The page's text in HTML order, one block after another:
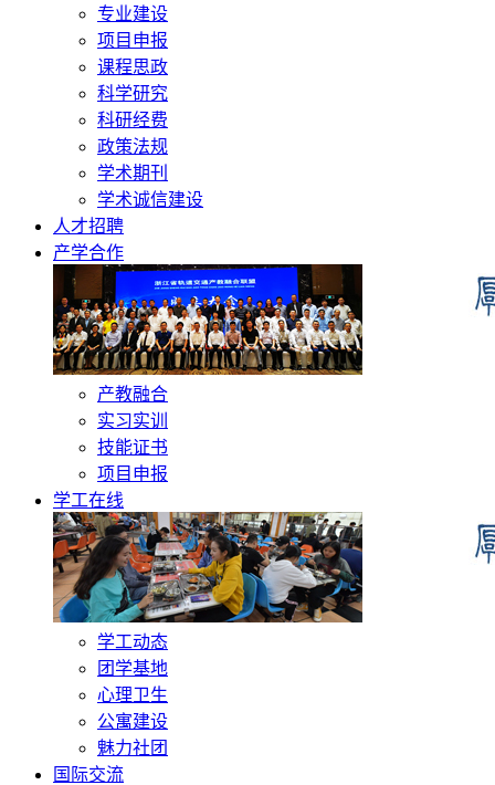
专业建设
项目申报
课程思政
科学研究
科研经费
政策法规
学术期刊
学术诚信建设
人才招聘
产学合作
产教融合
实习实训
技能证书
项目申报
学工在线
学工动态
团学基地
心理卫生
公寓建设
魅力社团
国际交流